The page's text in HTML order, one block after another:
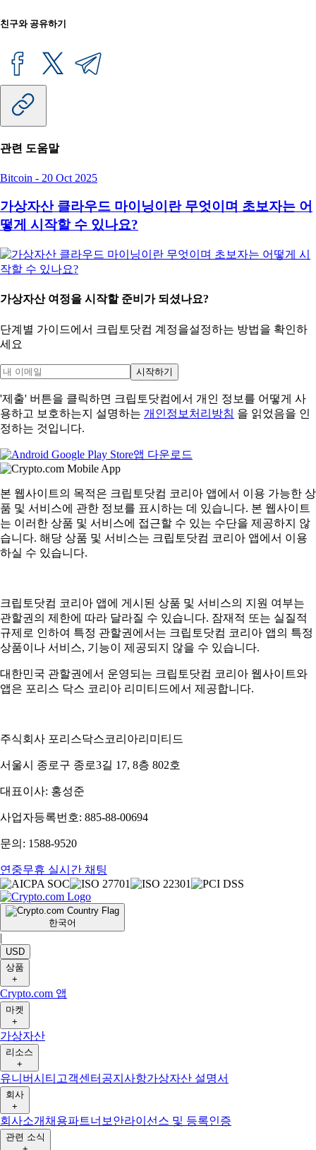
친구와 공유하기
관련 도움말
Bitcoin - 20 Oct 2025
가상자산 클라우드 마이닝이란 무엇이며 초보자는 어
떻게 시작할 수 있나요?
가상자산 여정을 시작할 준비가 되셨나요?
단계별 가이드에서 크립토닷컴 계정을설정하는 방법을 확인하
세요
시작하기
'제출' 버튼을 클릭하면 크립토닷컴에서 개인 정보를 어떻게 사
용하고 보호하는지 설명하는 개인정보처리방침 을 읽었음을 인
정하는 것입니다.
앱 다운로드
본 웹사이트의 목적은 크립토닷컴 코리아 앱에서 이용 가능한 상
품 및 서비스에 관한 정보를 표시하는 데 있습니다. 본 웹사이트
는 이러한 상품 및 서비스에 접근할 수 있는 수단을 제공하지 않
습니다. 해당 상품 및 서비스는 크립토닷컴 코리아 앱에서 이용
하실 수 있습니다.
크립토닷컴 코리아 앱에 게시된 상품 및 서비스의 지원 여부는
관할권의 제한에 따라 달라질 수 있습니다. 잠재적 또는 실질적
규제로 인하여 특정 관할권에서는 크립토닷컴 코리아 앱의 특정
상품이나 서비스, 기능이 제공되지 않을 수 있습니다.
대한민국 관할권에서 운영되는 크립토닷컴 코리아 웹사이트와
앱은 포리스 닥스 코리아 리미티드에서 제공합니다.
주식회사 포리스닥스코리아리미티드
서울시 종로구 종로3길 17, 8층 802호
대표이사: 홍성준
사업자등록번호: 885-88-00694
문의: 1588-9520
연중무휴 실시간 채팅
한국어
|
USD
상품
+
Crypto.com 앱
마켓
+
가상자산
리소스
+
유니버시티 고객센터 공지사항가상자산 설명서
회사
+
회사소개 채용파트너 보안라이선스 및 등록인증
관련 소식